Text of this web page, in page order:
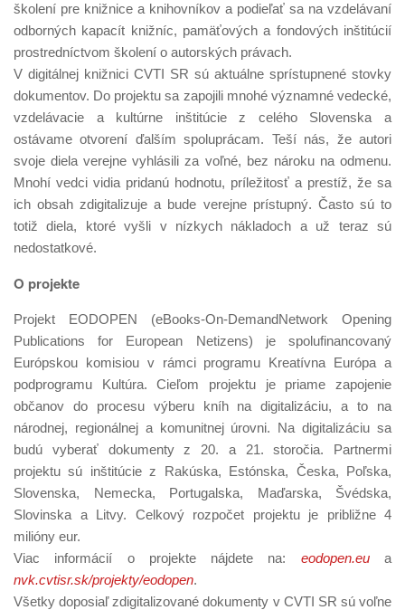
školení pre knižnice a knihovníkov a podieľať sa na vzdelávaní
odborných kapacít knižníc, pamäťových a fondových inštitúcií
prostredníctvom školení o autorských právach.
V digitálnej knižnici CVTI SR sú aktuálne sprístupnené stovky
dokumentov. Do projektu sa zapojili mnohé významné vedecké,
vzdelávacie a kultúrne inštitúcie z celého Slovenska a
ostávame otvorení ďalším spoluprácam. Teší nás, že autori
svoje diela verejne vyhlásili za voľné, bez nároku na odmenu.
Mnohí vedci vidia pridanú hodnotu, príležitosť a prestíž, že sa
ich obsah zdigitalizuje a bude verejne prístupný. Často sú to
totiž diela, ktoré vyšli v nízkych nákladoch a už teraz sú
nedostatkové.
O projekte
Projekt EODOPEN (eBooks-On-DemandNetwork Opening
Publications for European Netizens) je spolufinancovaný
Európskou komisiou v rámci programu Kreatívna Európa a
podprogramu Kultúra. Cieľom projektu je priame zapojenie
občanov do procesu výberu kníh na digitalizáciu, a to na
národnej, regionálnej a komunitnej úrovni. Na digitalizáciu sa
budú vyberať dokumenty z 20. a 21. storočia. Partnermi
projektu sú inštitúcie z Rakúska, Estónska, Česka, Poľska,
Slovenska, Nemecka, Portugalska, Maďarska, Švédska,
Slovinska a Litvy. Celkový rozpočet projektu je približne 4
milióny eur.
Viac informácií o projekte nájdete na: eodopen.eua
nvk.cvtisr.sk/projekty/eodopen.
Všetky doposiaľ zdigitalizované dokumenty v CVTI SR sú voľne